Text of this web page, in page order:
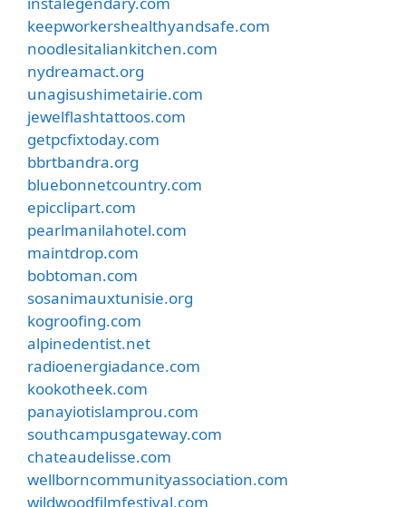
keepworkershealthyandsafe.com
noodlesitaliankitchen.com
nydreamact.org
unagisushimetairie.com
jewelflashtattoos.com
getpcfixtoday.com
bbrtbandra.org
bluebonnetcountry.com
epicclipart.com
pearlmanilahotel.com
maintdrop.com
bobtoman.com
sosanimauxtunisie.org
kogroofing.com
alpinedentist.net
radioenergiadance.com
kookotheek.com
panayiotislamprou.com
southcampusgateway.com
chateaudelisse.com
wellborncommunityassociation.com
wildwoodfilmfestival.com